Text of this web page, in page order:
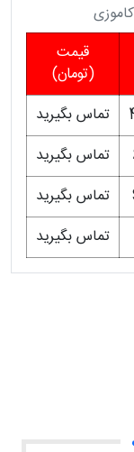
قیمت
(تومان)
تماس بگیرید
تماس بگیرید
تماس بگیرید
تماس بگیرید